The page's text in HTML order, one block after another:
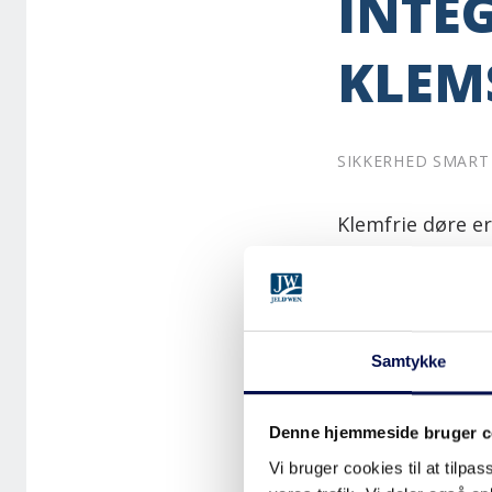
Samtykke
Denne hjemmeside bruger
Vi bruger cookies til at
SIKKERHED SMART
Klemfrie døre
Det er vigtigt
klemsikring er
en grå
Denne løsning